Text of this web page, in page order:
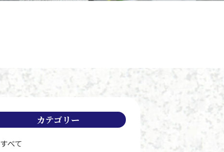
カテゴリー
すべて